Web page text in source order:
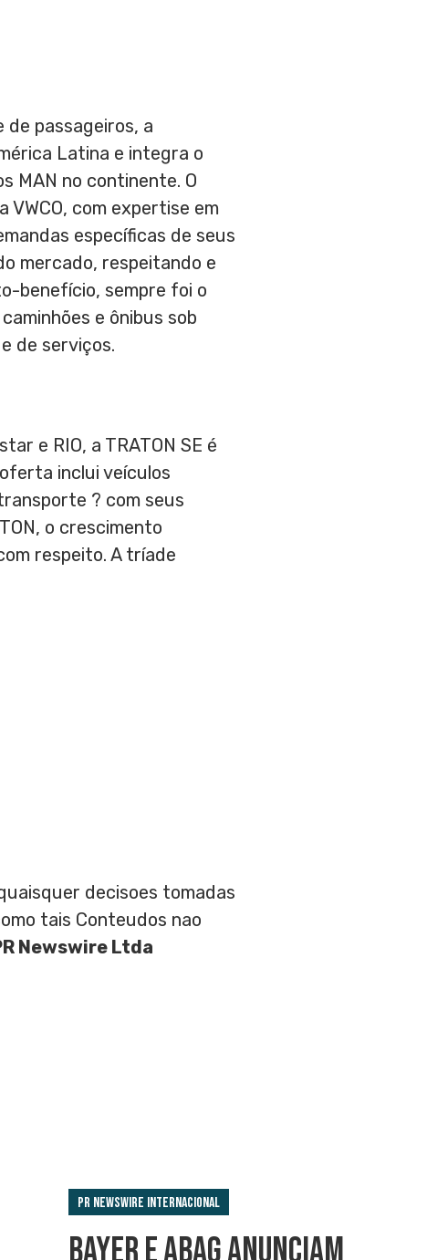
passageiros, a
Latina e integra o
MAN no continente. O
com expertise em
específicas de seus
mercado, respeitando e
benefício, sempre foi o
e ônibus sob
de serviços.
e RIO, a TRATON SE é
inclui veículos
? com seus
o crescimento
respeito. A tríade
decisoes tomadas
tais Conteudos nao
Newswire Ltda
PR Newswire Internacional